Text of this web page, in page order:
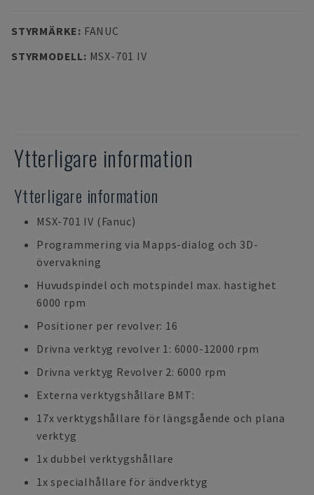
STYRMÄRKE: FANUC
STYRMODELL: MSX-701 IV
Ytterligare information
Ytterligare information
MSX-701 IV (Fanuc)
Programmering via Mapps-dialog och 3D-
övervakning
Huvudspindel och motspindel max. hastighet
6000 rpm
Positioner per revolver: 16
Drivna verktyg revolver 1: 6000-12000 rpm
Drivna verktyg Revolver 2: 6000 rpm
Externa verktygshållare BMT:
17x verktygshållare för längsgående och plana
verktyg
1x dubbel verktygshållare
1x specialhållare för ändverktyg